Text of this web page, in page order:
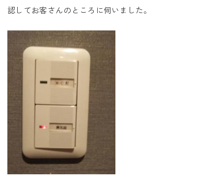
認してお客さんのところに伺いました。